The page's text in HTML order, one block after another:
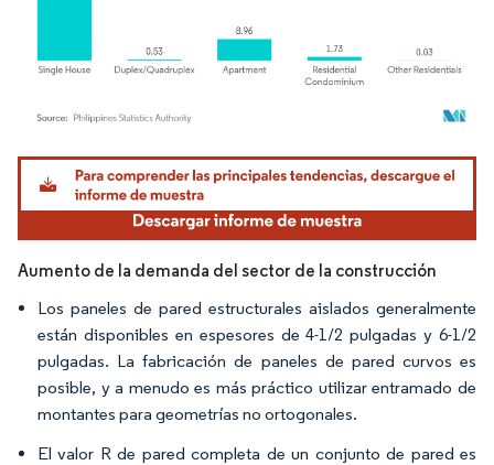
Imagen © Mordor Intelligence. El uso requiere atribución según CC BY 4.0.
Aumento de la demanda del sector de la construcción
Los paneles de pared estructurales aislados generalmente
están disponibles en espesores de 4-1/2 pulgadas y 6-1/2
pulgadas. La fabricación de paneles de pared curvos es
posible, y a menudo es más práctico utilizar entramado de
montantes para geometrías no ortogonales.
El valor R de pared completa de un conjunto de pared es